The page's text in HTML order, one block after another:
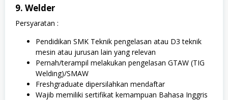
9. Welder
Persyaratan :
Pendidikan SMK Teknik pengelasan atau D3 teknik
mesin atau jurusan lain yang relevan
Pernah/terampil melakukan pengelasan GTAW (TIG
Welding)/SMAW
Freshgraduate dipersilahkan mendaftar
Wajib memiliki sertifikat kemampuan Bahasa Inggris